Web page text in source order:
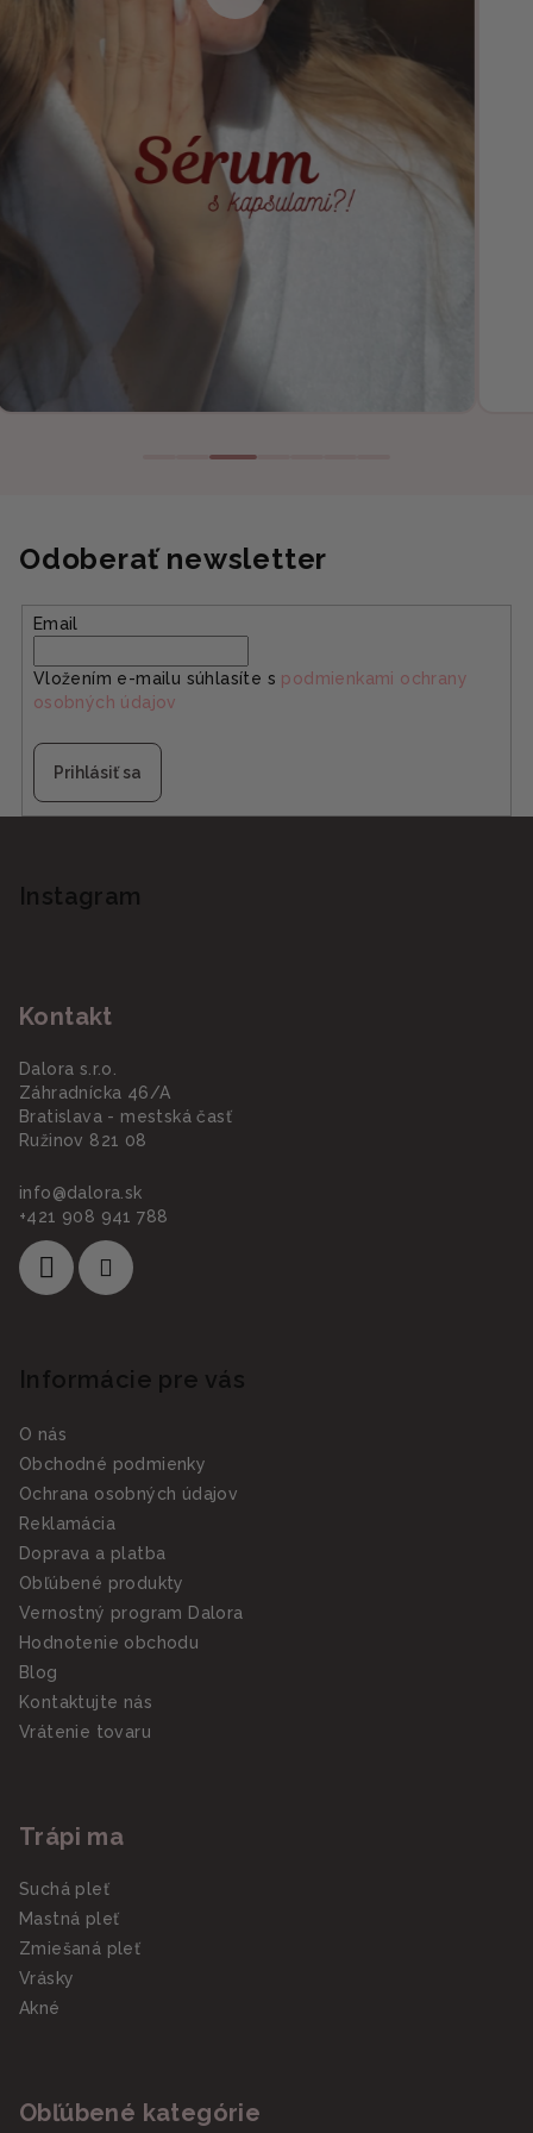
Odoberať newsletter
Email
Vložením e-mailu súhlasíte s podmienkami ochrany
osobných údajov
Prihlásiť sa
Instagram
Kontakt
Dalora s.r.o.
Záhradnícka 46/A
Bratislava - mestská časť
Ružinov 821 08
info@dalora.sk
+421 908 941 788
Informácie pre vás
O nás
Obchodné podmienky
Ochrana osobných údajov
Reklamácia
Doprava a platba
Obľúbené produkty
Vernostný program Dalora
Hodnotenie obchodu
Blog
Kontaktujte nás
Vrátenie tovaru
Trápi ma
Suchá pleť
Mastná pleť
Zmiešaná pleť
Vrásky
Akné
Obľúbené kategórie